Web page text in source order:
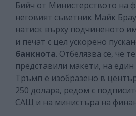
Бийч от Министерството на
неговият съветник Майк
натиск върху подчиненото
и печат с цел ускорено
банкнота. Отбелязва се, че
представили макети, на
Тръмп е изобразено в
250 долара, редом с
САЩ и на министъра на